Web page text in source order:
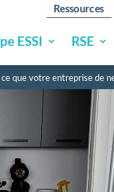
Ressources
ESSI RSE
que votre entreprise de